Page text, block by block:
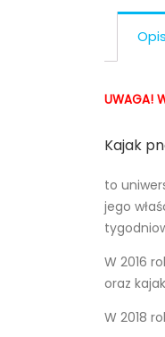
Opis
UWAGA!
Kajak
to
jego
W 2016
oraz
W 2018